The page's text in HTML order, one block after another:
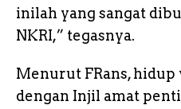
inilah yang sangat
NKRI,” tegasnya.
Menurut FRans, hidup
dengan Injil amat